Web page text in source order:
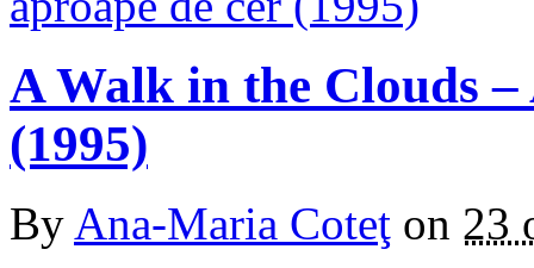
A Walk in the Clouds –
(1995)
By Ana-Maria Coteţ on 23